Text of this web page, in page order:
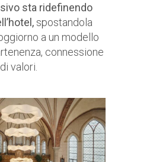
sta ridefinendo
spostandola
a un modello
connessione
valori.